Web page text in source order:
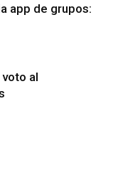
app de grupos:
al